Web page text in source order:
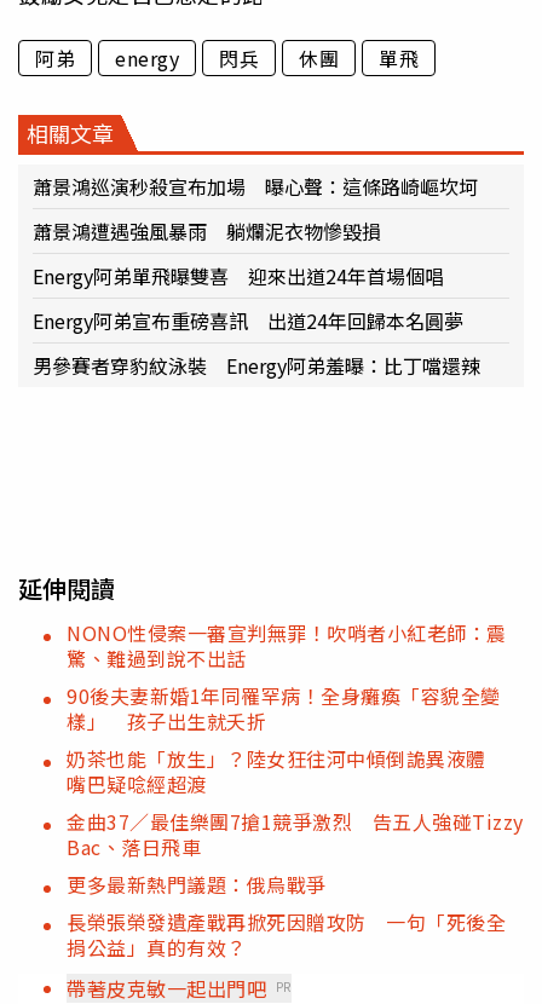
阿弟 energy 閃兵 休團 單飛
相關文章
蕭景鴻巡演秒殺宣布加場 曝心聲：這條路崎嶇坎坷
蕭景鴻遭遇強風暴雨 躺爛泥衣物慘毀損
Energy阿弟單飛曝雙喜 迎來出道24年首場個唱
Energy阿弟宣布重磅喜訊 出道24年回歸本名圓夢
男參賽者穿豹紋泳裝 Energy阿弟羞曝：比丁噹還辣
延伸閱讀
NONO性侵案一審宣判無罪！吹哨者小紅老師：震
驚、難過到說不出話
90後夫妻新婚1年同罹罕病！全身癱瘓「容貌全變
樣」 孩子出生就夭折
奶茶也能「放生」？陸女狂往河中傾倒詭異液體
嘴巴疑唸經超渡
金曲37／最佳樂團7搶1競爭激烈 告五人強碰Tizzy
Bac、落日飛車
更多最新熱門議題：俄烏戰爭
長榮張榮發遺產戰再掀死因贈攻防 一句「死後全
捐公益」真的有效？
帶著皮克敏一起出門吧 PR